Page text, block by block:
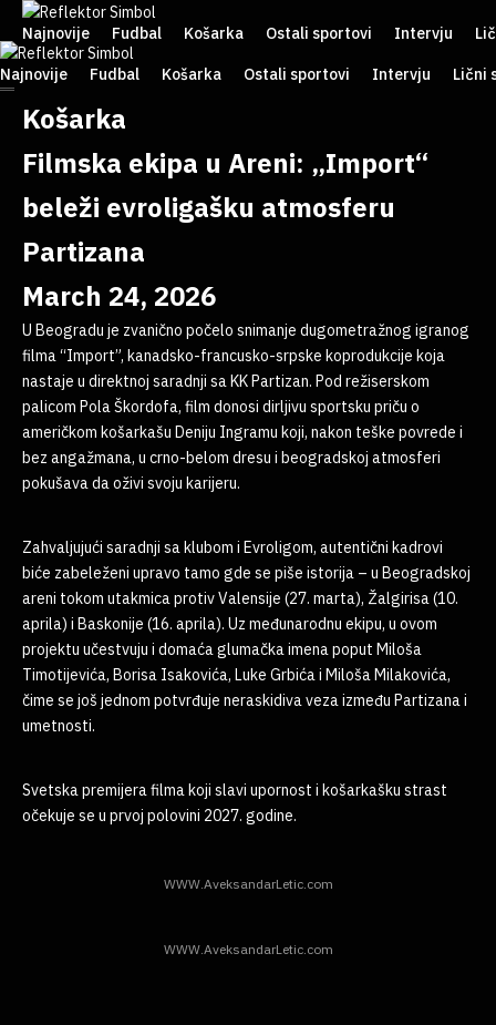
Najnovije Fudbal Košarka Ostali sportovi Intervju
Najnovije Fudbal Košarka Ostali sportovi Intervju Lični
Košarka
Filmska ekipa u Areni: „Import“
beleži evroligašku atmosferu
Partizana
March 24, 2026
U Beogradu je zvanično počelo snimanje dugometražnog igranog
filma “Import”, kanadsko-francusko-srpske koprodukcije koja
nastaje u direktnoj saradnji sa KK Partizan. Pod režiserskom
palicom Pola Škordofa, film donosi dirljivu sportsku priču o
američkom košarkašu Deniju Ingramu koji, nakon teške povrede i
bez angažmana, u crno-belom dresu i beogradskoj atmosferi
pokušava da oživi svoju karijeru.
Zahvaljujući saradnji sa klubom i Evroligom, autentični kadrovi
biće zabeleženi upravo tamo gde se piše istorija – u Beogradskoj
areni tokom utakmica protiv Valensije (27. marta), Žalgirisa (10.
aprila) i Baskonije (16. aprila). Uz međunarodnu ekipu, u ovom
projektu učestvuju i domaća glumačka imena poput Miloša
Timotijevića, Borisa Isakovića, Luke Grbića i Miloša Milakovića,
čime se još jednom potvrđuje neraskidiva veza između Partizana i
umetnosti.
Svetska premijera filma koji slavi upornost i košarkašku strast
očekuje se u prvoj polovini 2027. godine.
WWW.AveksandarLetic.com
WWW.AveksandarLetic.com